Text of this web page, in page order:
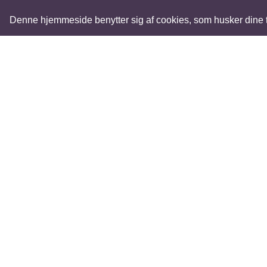
Denne hjemmeside benytter sig af cookies, som husker